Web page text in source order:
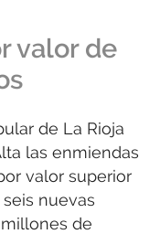
valor de
de La Rioja
las enmiendas
valor superior
nuevas
de